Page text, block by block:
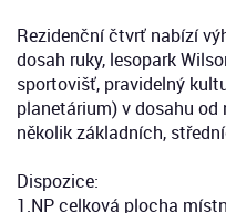
Rezidenční čtvrť nabízí
dosah ruky, lesopark
sportovišť, pravidelný
planetárium) v dosahu
několik základních,
Dispozice:
1.NP celková plocha